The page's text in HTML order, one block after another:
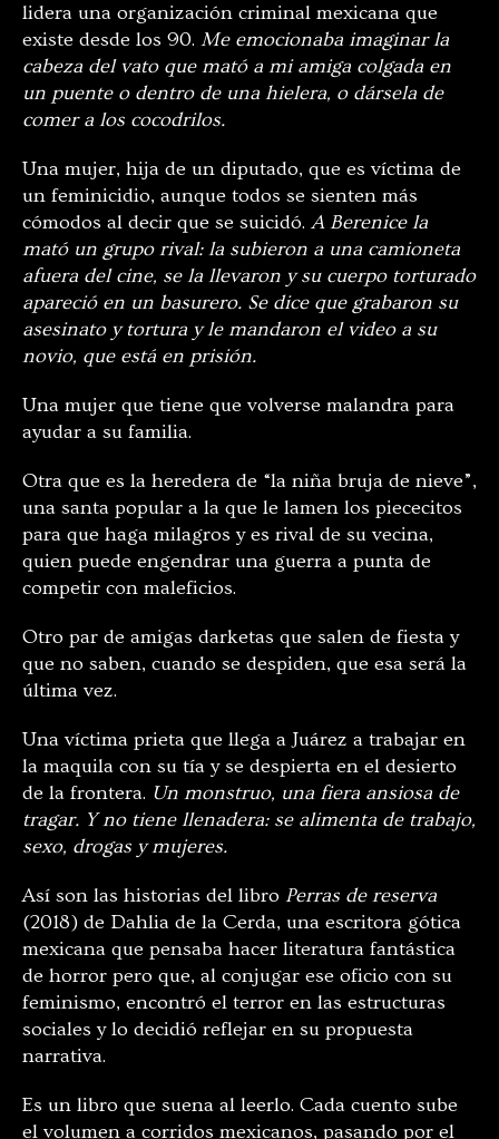
lidera una organización criminal mexicana que
existe desde los 90. Me emocionaba imaginar la
cabeza del vato que mató a mi amiga colgada en
un puente o dentro de una hielera, o dársela de
comer a los cocodrilos.
Una mujer, hija de un diputado, que es víctima de
un feminicidio, aunque todos se sienten más
cómodos al decir que se suicidó. A Berenice la
mató un grupo rival: la subieron a una camioneta
afuera del cine, se la llevaron y su cuerpo torturado
apareció en un basurero. Se dice que grabaron su
asesinato y tortura y le mandaron el video a su
novio, que está en prisión.
Una mujer que tiene que volverse malandra para
ayudar a su familia.
Otra que es la heredera de “la niña bruja de nieve”,
una santa popular a la que le lamen los piececitos
para que haga milagros y es rival de su vecina,
quien puede engendrar una guerra a punta de
competir con maleficios.
Otro par de amigas darketas que salen de fiesta y
que no saben, cuando se despiden, que esa será la
última vez.
Una víctima prieta que llega a Juárez a trabajar en
la maquila con su tía y se despierta en el desierto
de la frontera. Un monstruo, una fiera ansiosa de
tragar. Y no tiene llenadera: se alimenta de trabajo,
sexo, drogas y mujeres.
Así son las historias del libro Perras de reserva
(2018) de Dahlia de la Cerda, una escritora gótica
mexicana que pensaba hacer literatura fantástica
de horror pero que, al conjugar ese oficio con su
feminismo, encontró el terror en las estructuras
sociales y lo decidió reflejar en su propuesta
narrativa.
Es un libro que suena al leerlo. Cada cuento sube
el volumen a corridos mexicanos, pasando por el